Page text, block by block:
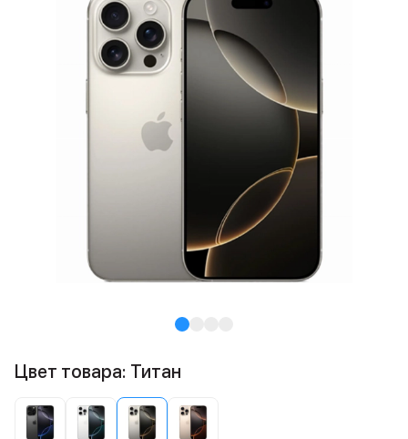
Цвет товара: Титан